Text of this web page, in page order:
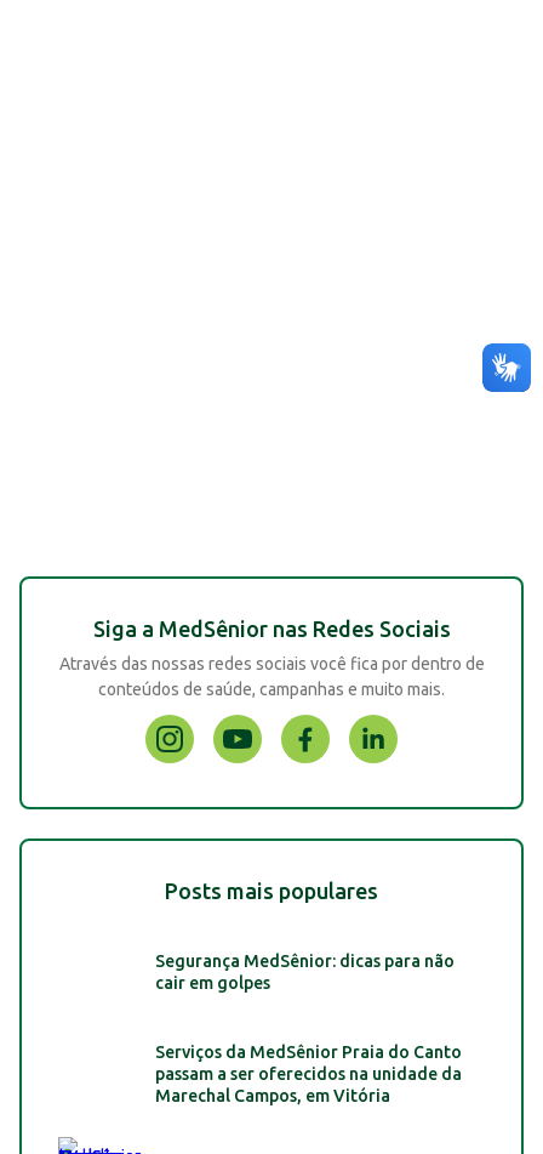
Siga a MedSênior nas Redes Sociais
Através das nossas redes sociais você fica por dentro de
conteúdos de saúde, campanhas e muito mais.
Posts mais populares
Segurança MedSênior: dicas para não
cair em golpes
Serviços da MedSênior Praia do Canto
passam a ser oferecidos na unidade da
Marechal Campos, em Vitória